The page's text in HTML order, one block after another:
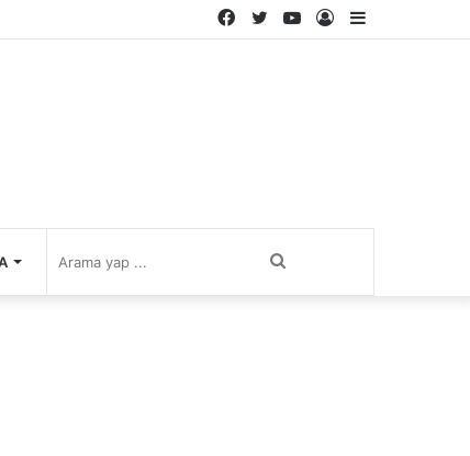
Kenar
Kayıt
YouTube
Twitter
Facebook